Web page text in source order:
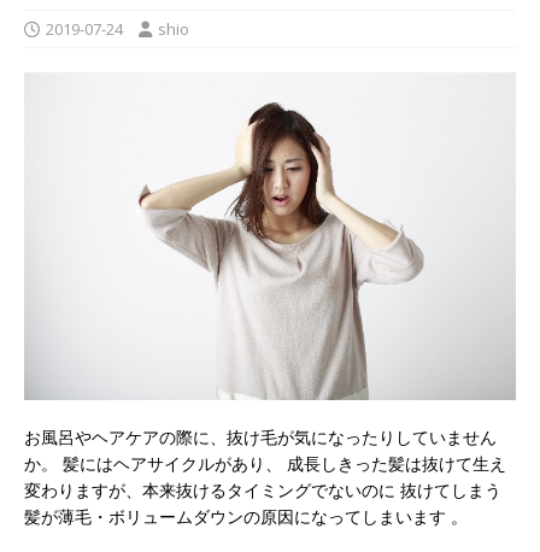
2019-07-24 shio
お風呂やヘアケアの際に、抜け毛が気になったりしていません
か。 髪にはヘアサイクルがあり、 成長しきった髪は抜けて生え
変わりますが、本来抜けるタイミングでないのに 抜けてしまう
髪が薄毛・ボリュームダウンの原因になってしまいます 。